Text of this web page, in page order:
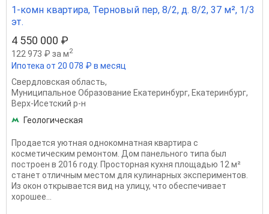
1-комн квартира, Терновый пер, 8/2, д. 8/2, 37 м², 1/3
эт.
4 550 000 ₽
122 973 ₽ за м2
Ипотека от 20 078 ₽ в месяц
Свердловская область,
Муниципальное Образование Екатеринбург, Екатеринбург,
Верх-Исетский р-н
Геологическая
Продается уютная однокомнатная квартира с
косметическим ремонтом. Дом панельного типа был
построен в 2016 году. Просторная кухня площадью 12 м²
станет отличным местом для кулинарных экспериментов.
Из окон открывается вид на улицу, что обеспечивает
хорошее...